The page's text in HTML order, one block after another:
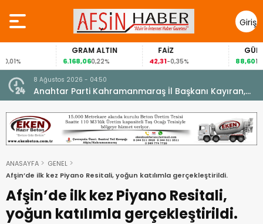
Giriş
Yap
GRAM ALTIN
6.168,06
FAİZ
42,31
GÜMÜŞ GRAM
88,60
7 Ağustos 2026 - 06:26
Geleneksel Ağustos Fuarı’nda Madrigal Coşkusu.
ANASAYFA
GENEL
Afşin’de ilk kez Piyano Resitali, yoğun katılımla gerçekleştirildi.
Afşin’de ilk kez Piyano Resitali,
yoğun katılımla gerçekleştirildi.